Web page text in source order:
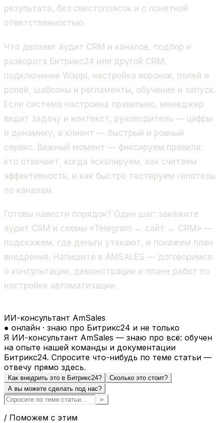
результата, без свистоплясок и с понятной
ответственностью.
Что делаем: аудит CRM и каналов, подбор и
разворота Битрикс24 или другой CRM,
подключение Wappi, настройка воронок, полей и
ролей, шаблоны и регламенты, обучение и запуск.
Если система настроена правильно, менеджер
видит задачу и контекст, руководитель — цифры
и динамику, а клиент — быстрый и ровный
сервис. Важный момент — фиксируем правила:
кто отвечает, когда эскалируем, как считаем
эффективность, и как быстро тестируем гипотезы
по каналам.
Готовы навести порядок? Один шаг: закажите
аудит CRM и схемы «Telegram ↔ сайт ↔ CRM» —
подскажем, где деньги утекают, и покажем план
внедрения. Напишите в AMSALES — договоримся
о консультации, демонстрации и плане работ по
настройке автоматизации.
ИИ-консультант AmSales
● онлайн · знаю про Битрикс24 и не только
Я ИИ-консультант AmSales — знаю про всё: обучен
на опыте нашей команды и документации
Битрикс24. Спросите что-нибудь по теме статьи —
отвечу прямо здесь.
Как внедрить это в Битрикс24?
Сколько это стоит?
А вы можете сделать под нас?
➤
/ Поможем с этим